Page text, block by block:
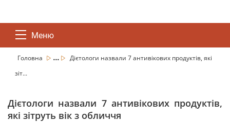
Меню
Головна ...
Дієтологи назвали 7 антивікових продуктів, які
зіт...
Дієтологи назвали 7 антивікових продуктів,
які зітруть вік з обличчя